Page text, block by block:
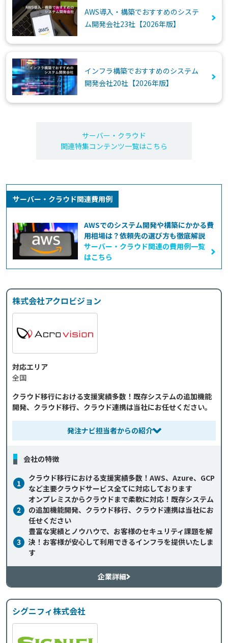
AWS導入・構築でおすすめのシステ
ム開発会社23社【2026年版】
インフラ構築でおすすめのシステム
開発会社20社【2026年版】
サーバー・クラウド
関連特集コンテンツ一覧はこちら
サーバー・クラウド関連費用例
AWSでのシステム開発や構築にかかる費
用相場は？依頼先の選び方も徹底解説
サーバー・クラウド関連の費用例一覧
はこちら
株式会社アクロビジョン
対応エリア
全国
クラウド移行における支援実績多数！既存システムの追加機能
開発、クラウド移行、クラウド連携は当社にお任せください。
発注ナビ担当者からの紹介
会社の特徴
1
クラウド移行における支援実績多数！AWS、Azure、GCP
など主要クラウドサービス全てに対応しております
2
オンプレミスからクラウドまで柔軟に対応！既存システム
の追加機能開発、クラウド移行、クラウド連携は当社にお
任せください
3
豊富な実績とノウハウで、お客様のセキュリティ課題を解
決！お客様が安心して利用できるインフラを提供いたしま
す
企業詳細
シグニフィ株式会社